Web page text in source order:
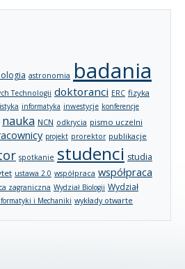
astronomia badania
Technologii doktoranci ERC fizyka
informatyka inwestycje konferencje
nauka NCN odkrycia pismo uczelni
projekt prorektor publikacje
spotkanie studenci studia
ustawa 2.0 współpraca współpraca
zagraniczna Wydział Biologii Wydział
i Mechaniki wykłady otwarte